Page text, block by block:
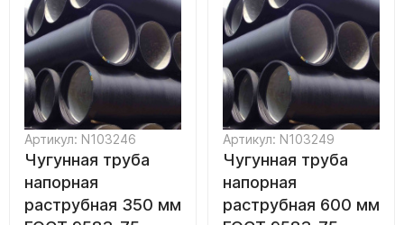
Артикул: N103246
Чугунная труба
напорная
раструбная 350 мм
Артикул: N103249
Чугунная труба
напорная
раструбная 600 мм